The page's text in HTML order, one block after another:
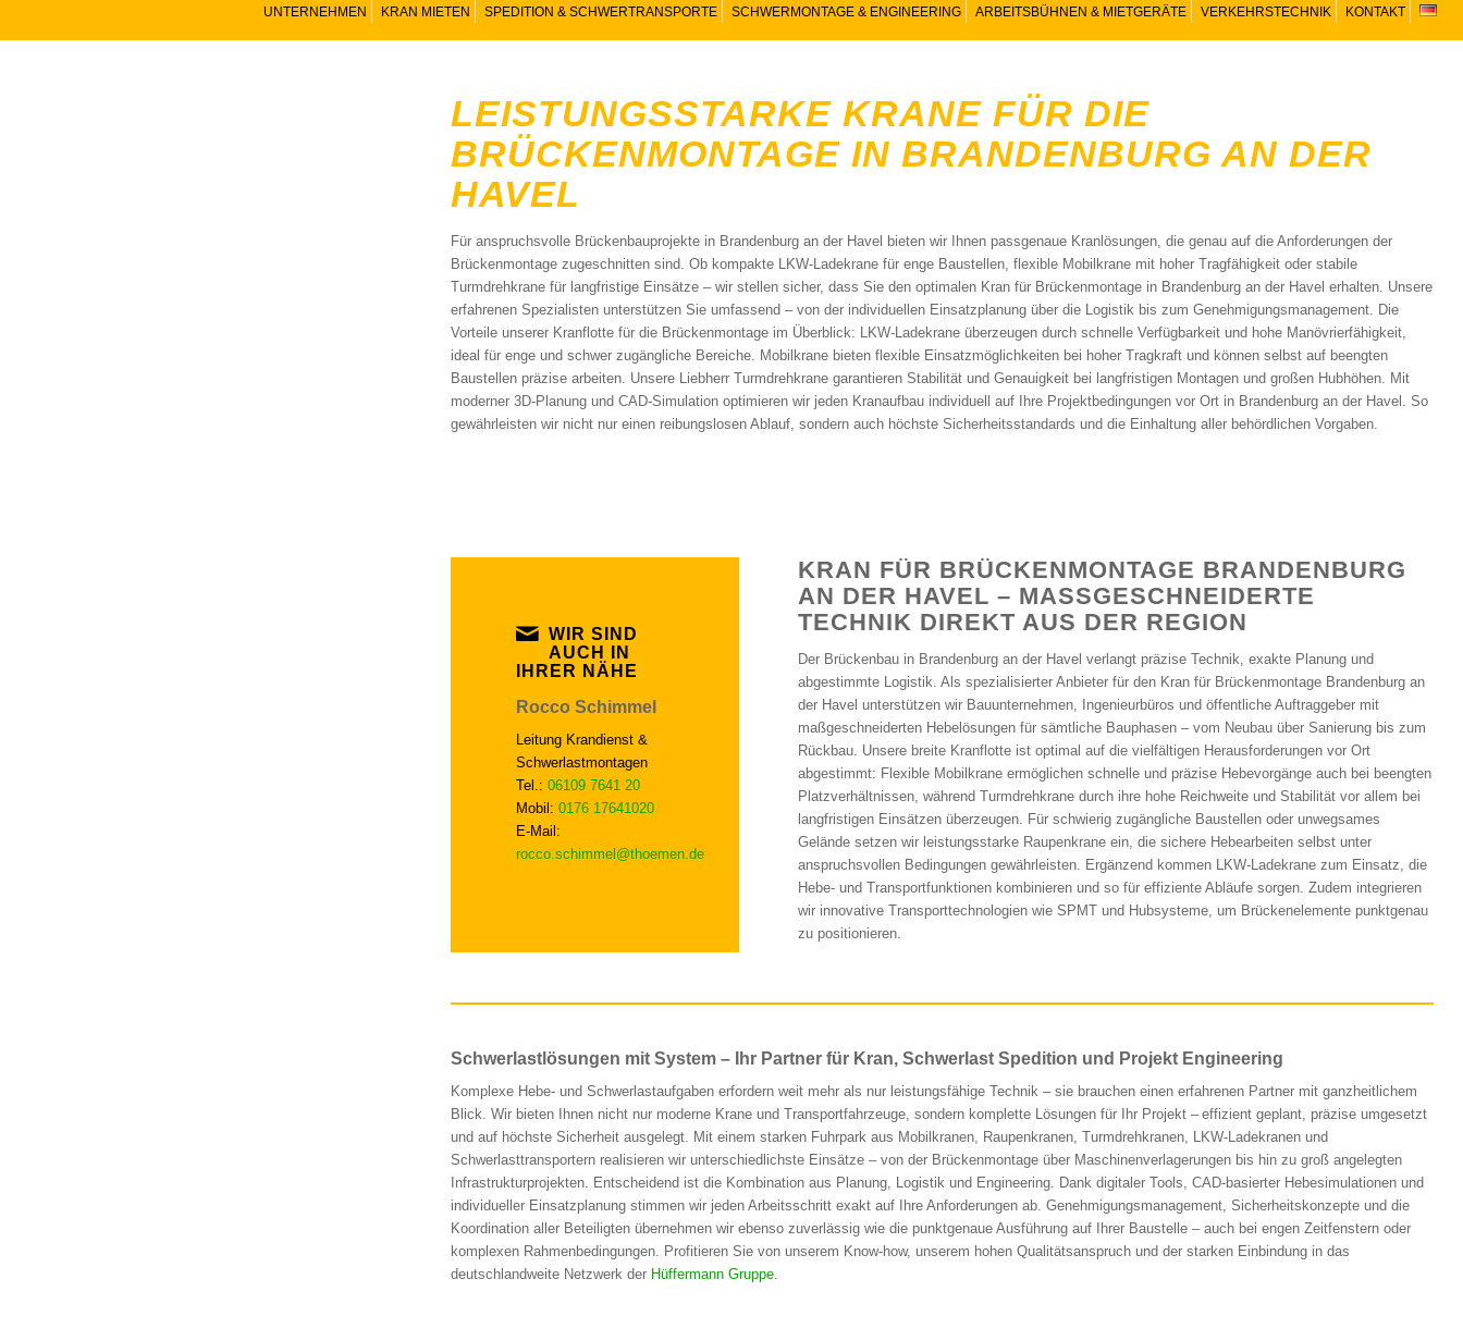
UNTERNEHMEN KRAN MIETEN SPEDITION & SCHWERTRANSPORTE SCHWERMONTAGE & ENGINEERING ARBEITSBÜHNEN & MIETGERÄTE VERKEHRSTECHNIK KONTAKT
LEISTUNGSSTARKE KRANE FÜR DIE
BRÜCKENMONTAGE IN BRANDENBURG AN DER
HAVEL
Für anspruchsvolle Brückenbauprojekte in Brandenburg an der Havel bieten wir Ihnen passgenaue Kranlösungen, die genau auf die Anforderungen der
Brückenmontage zugeschnitten sind. Ob kompakte LKW-Ladekrane für enge Baustellen, flexible Mobilkrane mit hoher Tragfähigkeit oder stabile
Turmdrehkrane für langfristige Einsätze – wir stellen sicher, dass Sie den optimalen Kran für Brückenmontage in Brandenburg an der Havel erhalten. Unsere
erfahrenen Spezialisten unterstützen Sie umfassend – von der individuellen Einsatzplanung über die Logistik bis zum Genehmigungsmanagement. Die
Vorteile unserer Kranflotte für die Brückenmontage im Überblick: LKW-Ladekrane überzeugen durch schnelle Verfügbarkeit und hohe Manövrierfähigkeit,
ideal für enge und schwer zugängliche Bereiche. Mobilkrane bieten flexible Einsatzmöglichkeiten bei hoher Tragkraft und können selbst auf beengten
Baustellen präzise arbeiten. Unsere Liebherr Turmdrehkrane garantieren Stabilität und Genauigkeit bei langfristigen Montagen und großen Hubhöhen. Mit
moderner 3D-Planung und CAD-Simulation optimieren wir jeden Kranaufbau individuell auf Ihre Projektbedingungen vor Ort in Brandenburg an der Havel. So
gewährleisten wir nicht nur einen reibungslosen Ablauf, sondern auch höchste Sicherheitsstandards und die Einhaltung aller behördlichen Vorgaben.
WIR SIND
AUCH IN
IHRER NÄHE
Rocco Schimmel
Leitung Krandienst &
Schwerlastmontagen
Tel.: 06109 7641 20
Mobil: 0176 17641020
E-Mail:
rocco.schimmel@thoemen.de
KRAN FÜR BRÜCKENMONTAGE BRANDENBURG
AN DER HAVEL – MASSGESCHNEIDERTE T
ECHNIK DIREKT AUS DER REGION
Der Brückenbau in Brandenburg an der Havel verlangt präzise Technik, exakte Planung und
abgestimmte Logistik. Als spezialisierter Anbieter für den Kran für Brückenmontage Brandenburg an
der Havel unterstützen wir Bauunternehmen, Ingenieurbüros und öffentliche Auftraggeber mit
maßgeschneiderten Hebelösungen für sämtliche Bauphasen – vom Neubau über Sanierung bis zum
Rückbau. Unsere breite Kranflotte ist optimal auf die vielfältigen Herausforderungen vor Ort
abgestimmt: Flexible Mobilkrane ermöglichen schnelle und präzise Hebevorgänge auch bei beengten
Platzverhältnissen, während Turmdrehkrane durch ihre hohe Reichweite und Stabilität vor allem bei
langfristigen Einsätzen überzeugen. Für schwierig zugängliche Baustellen oder unwegsames
Gelände setzen wir leistungsstarke Raupenkrane ein, die sichere Hebearbeiten selbst unter
anspruchsvollen Bedingungen gewährleisten. Ergänzend kommen LKW-Ladekrane zum Einsatz, die
Hebe- und Transportfunktionen kombinieren und so für effiziente Abläufe sorgen. Zudem integrieren
wir innovative Transporttechnologien wie SPMT und Hubsysteme, um Brückenelemente punktgenau
zu positionieren.
Schwerlastlösungen mit System – Ihr Partner für Kran, Schwerlast Spedition und Projekt Engineering
Komplexe Hebe- und Schwerlastaufgaben erfordern weit mehr als nur leistungsfähige Technik – sie brauchen einen erfahrenen Partner mit ganzheitlichem
Blick. Wir bieten Ihnen nicht nur moderne Krane und Transportfahrzeuge, sondern komplette Lösungen für Ihr Projekt – effizient geplant, präzise umgesetzt
und auf höchste Sicherheit ausgelegt. Mit einem starken Fuhrpark aus Mobilkranen, Raupenkranen, Turmdrehkranen, LKW-Ladekranen und
Schwerlasttransportern realisieren wir unterschiedlichste Einsätze – von der Brückenmontage über Maschinenverlagerungen bis hin zu groß angelegten
Infrastrukturprojekten. Entscheidend ist die Kombination aus Planung, Logistik und Engineering. Dank digitaler Tools, CAD-basierter Hebesimulationen und
individueller Einsatzplanung stimmen wir jeden Arbeitsschritt exakt auf Ihre Anforderungen ab. Genehmigungsmanagement, Sicherheitskonzepte und die
Koordination aller Beteiligten übernehmen wir ebenso zuverlässig wie die punktgenaue Ausführung auf Ihrer Baustelle – auch bei engen Zeitfenstern oder
komplexen Rahmenbedingungen. Profitieren Sie von unserem Know-how, unserem hohen Qualitätsanspruch und der starken Einbindung in das
deutschlandweite Netzwerk der Hüffermann Gruppe.